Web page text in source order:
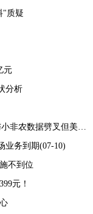
"质疑
元
分析
长安期货7月10日贵金属早评：非农就业数据与小非农数据劈叉但美联储本月加息预期仍存，贵金属期价或承压运行
业务到期(07-10)
不到位
元！